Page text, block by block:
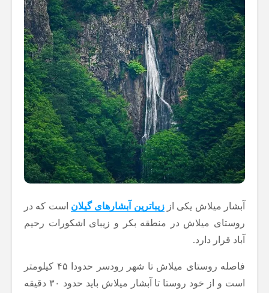
آبشار میلاش یکی اززیباترین آبشارهای گیلان است که در
روستای میلاش در منطقه بکر و زیبای اشکورات رحیم
آباد قرار دارد.
فاصله روستای میلاش تا شهر رودسر حدودا ۴۵ کیلومتر
است و از خود روستا تا آبشار میلاش باید حدود ۳۰ دقیقه